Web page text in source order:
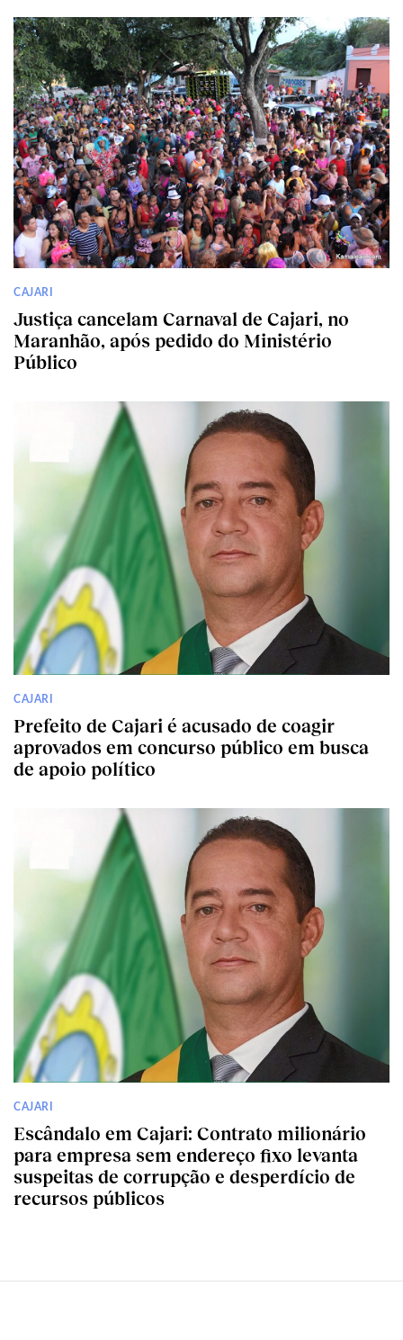
CAJARI
Justiça cancelam Carnaval de Cajari, no
Maranhão, após pedido do Ministério
Público
CAJARI
Prefeito de Cajari é acusado de coagir
aprovados em concurso público em busca
de apoio político
CAJARI
Escândalo em Cajari: Contrato milionário
para empresa sem endereço fixo levanta
suspeitas de corrupção e desperdício de
recursos públicos